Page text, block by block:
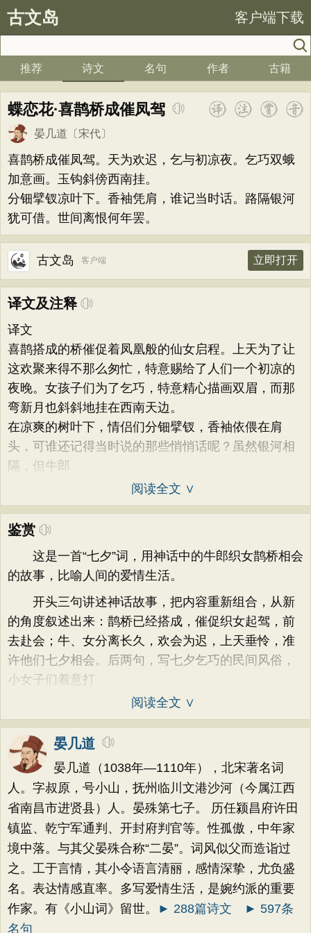
古文岛 客户端下载
推荐 诗文 名句 作者 古籍
蝶恋花·喜鹊桥成催凤驾
晏几道 〔宋代〕
喜鹊桥成催凤驾。天为欢迟，乞与初凉夜。乞巧双蛾
加意画。玉钩斜傍西南挂。
分钿擘钗凉叶下。香袖凭肩，谁记当时话。路隔银河
犹可借。世间离恨何年罢。
古文岛 客户端 立即打开
译文及注释
译文
喜鹊搭成的桥催促着凤凰般的仙女启程。上天为了让
这欢聚来得不那么匆忙，特意赐给了人们一个初凉的
夜晚。女孩子们为了乞巧，特意精心描画双眉，而那
弯新月也斜斜地挂在西南天边。
在凉爽的树叶下，情侣们分钿擘钗，香袖依偎在肩
头，可谁还记得当时说的那些悄悄话呢？虽然银河相
隔，但牛郎
阅读全文 ∨
鉴赏
这是一首“七夕”词，用神话中的牛郎织女鹊桥相会
的故事，比喻人间的爱情生活。
开头三句讲述神话故事，把内容重新组合，从新
的角度叙述出来：鹊桥已经搭成，催促织女起驾，前
去赴会；牛、女分离长久，欢会为迟，上天垂怜，准
许他们七夕相会。后两句，写七夕乞巧的民间风俗，
小女子们着意打
阅读全文 ∨
晏几道
晏几道（1038年—1110年），北宋著名词
人。字叔原，号小山，抚州临川文港沙河（今属江西
省南昌市进贤县）人。晏殊第七子。 历任颍昌府许田
镇监、乾宁军通判、开封府判官等。性孤傲，中年家
境中落。与其父晏殊合称“二晏”。词风似父而造诣过
之。工于言情，其小令语言清丽，感情深挚，尤负盛
名。表达情感直率。多写爱情生活，是婉约派的重要
作家。有《小山词》留世。
► 288篇诗文
► 597条
名句